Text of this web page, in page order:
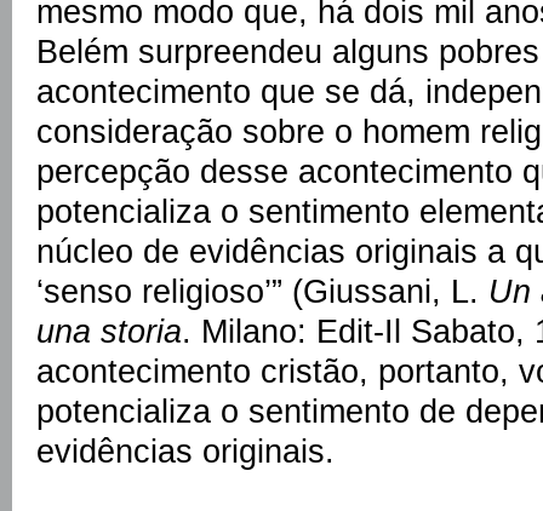
mesmo modo que, há dois mil
Belém surpreendeu alguns
acontecimento que se dá,
consideração sobre o homem
percepção desse acontecimento
potencializa o sentimento
núcleo de evidências originais a
‘senso religioso’” (Giussani, L. Un
una storia. Milano: Edit-Il Sabato,
acontecimento cristão, portanto,
potencializa o sentimento de
evidências originais.